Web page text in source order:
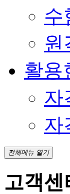
수
원
활용
자
자
전체메뉴 열기
고객센